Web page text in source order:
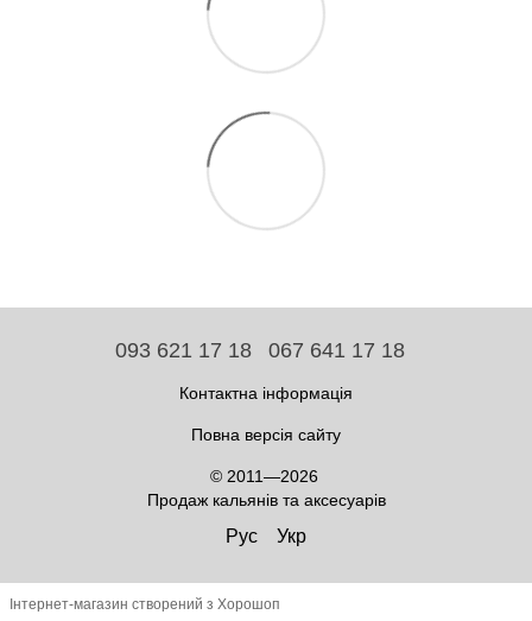
093 621 17 18 067 641 17 18
Контактна інформація
Повна версія сайту
© 2011—2026
Продаж кальянів та аксесуарів
Рус Укр
Інтернет-магазин створений з Хорошоп